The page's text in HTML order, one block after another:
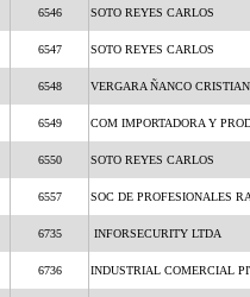
6546 SOTO REYES CARLOS
6547 SOTO REYES CARLOS
6548 VERGARA ÑANCO CRISTIAN
6549 COM IMPORTADORA Y
6550 SOTO REYES CARLOS
6557 SOC DE PROFESIONALES
6735 INFORSECURITY LTDA
6736 INDUSTRIAL COMERCIAL